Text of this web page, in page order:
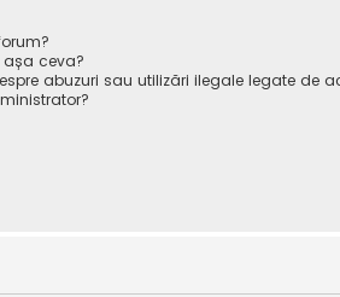
așa ceva?
abuzuri sau utilizări ilegale legate de